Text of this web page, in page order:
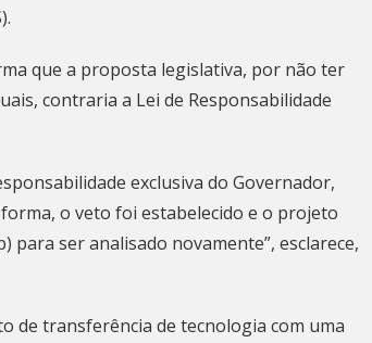
que a proposta legislativa, por não ter
contraria a Lei de Responsabilidade
exclusiva do Governador,
o veto foi estabelecido e o projeto
para ser analisado novamente”, esclarece,
de transferência de tecnologia com uma